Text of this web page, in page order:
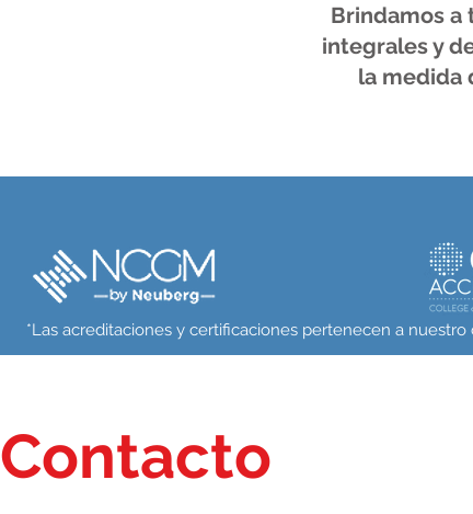
Brindamos a
integrales y
la medida
*Las acreditaciones y certificaciones pertenecen a nuestro
Contacto